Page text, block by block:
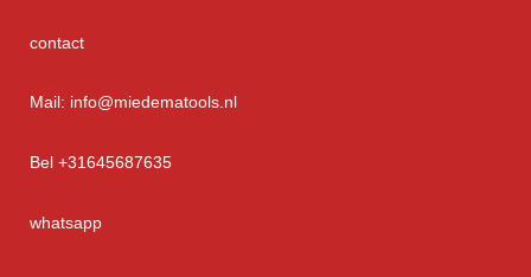
contact
Mail: info@miedematools.nl
Bel +31645687635
whatsapp